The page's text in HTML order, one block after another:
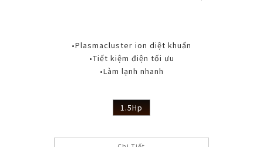
•Plasmacluster ion diệt khuẩn
•Tiết kiệm điện tối ưu
•Làm lạnh nhanh
1.5Hp